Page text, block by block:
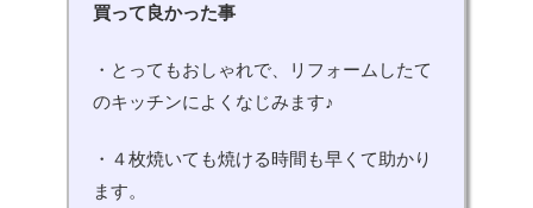
買って良かった事
・とってもおしゃれで、リフォームしたて
のキッチンによくなじみます♪
・４枚焼いても焼ける時間も早くて助かり
ます。